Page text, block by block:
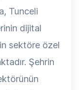
Tunceli
dijital
sektöre özel
Şehrin